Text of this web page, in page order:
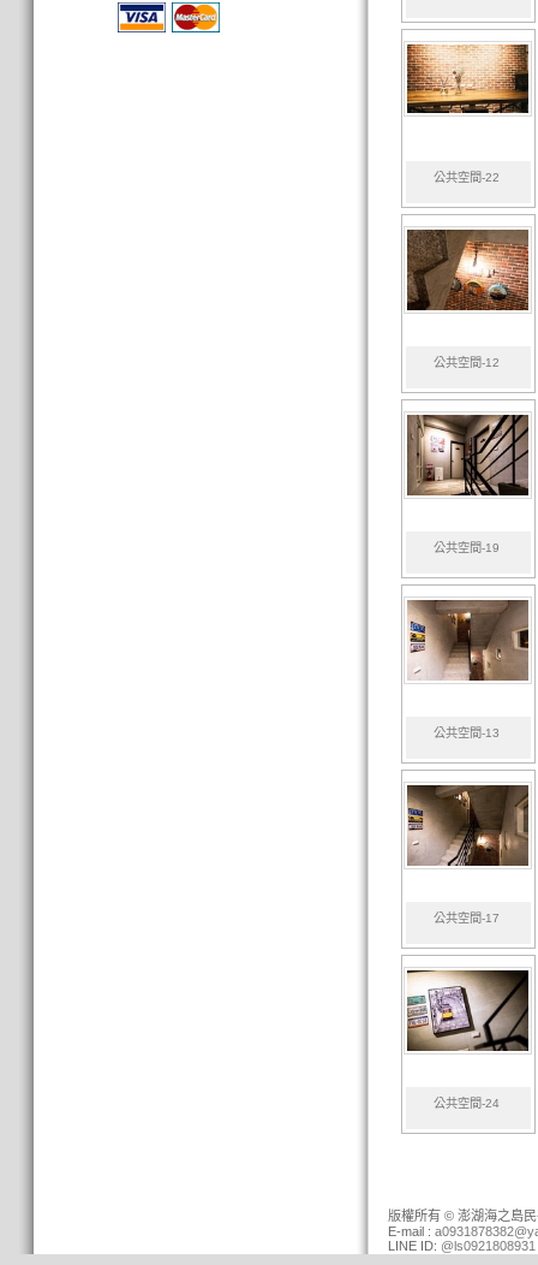
公共空間-22
公共空間-12
公共空間-19
公共空間-13
公共空間-17
公共空間-24
版權所有 © 澎湖海之島
E-mail :
LINE ID: @ls0921808931